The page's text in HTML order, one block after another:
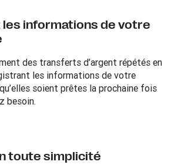
informations de votre
des transferts d’argent répétés en
les informations de votre
soient prêtes la prochaine fois
besoin.
toute simplicité